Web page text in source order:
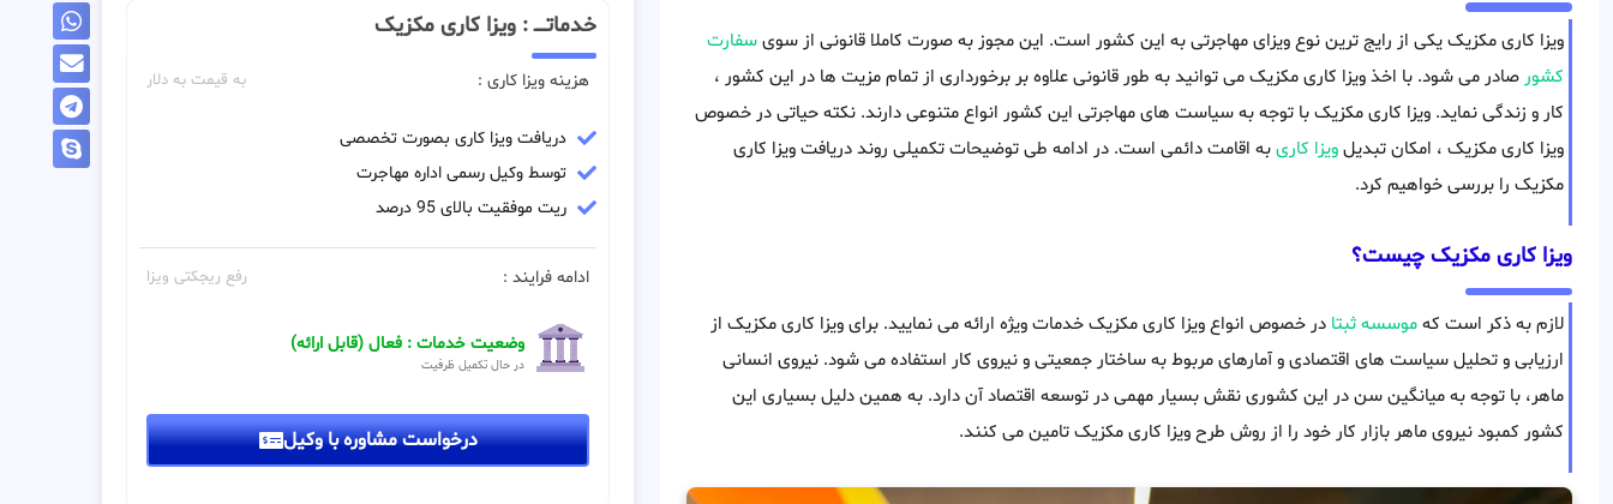
ویزا کاری مکزیک یکی از رایج ترین نوع ویزای مهاجرتی به این کشور است. این مجوز به صورت کاملا قانونی از سویسفارت
کشور صادر می شود. با اخذ ویزا کاری مکزیک می توانید به طور قانونی علاوه بر برخورداری از تمام مزیت ها در این کشور ،
کار و زندگی نماید. ویزا کاری مکزیک با توجه به سیاست های مهاجرتی این کشور انواع متنوعی دارند. نکته حیاتی در خصوص
ویزا کاری مکزیک ، امکان تبدیلویزا کاریبه اقامت دائمی است. در ادامه طی توضیحات تکمیلی روند دریافت ویزا کاری
مکزیک را بررسی خواهیم کرد.
ویزا کاری مکزیک چیست؟
لازم به ذکر است کهموسسه ثبتا در خصوص انواع ویزا کاری مکزیک خدمات ویژه ارائه می نمایید. برای ویزا کاری مکزیک از
ارزیابی و تحلیل سیاست های اقتصادی و آمارهای مربوط به ساختار جمعیتی و نیروی کار استفاده می شود. نیروی انسانی
ماهر، با توجه به میانگین سن در این کشوری نقش بسیار مهمی در توسعه اقتصاد آن دارد. به همین دلیل بسیاری این
کشور کمبود نیروی ماهر بازار کار خود را از روش طرح ویزا کاری مکزیک تامین می کنند.
خدماتـــــ : ویزا کاری مکزیک
هزینه ویزا کاری : به قیمت به دلار
دریافت ویزا کاری بصورت تخصصی
توسط وکیل رسمی اداره مهاجرت
ریت موفقیت بالای 95 درصد
ادامه فرایند : رفع ریجکتی ویزا
وضعیت خدمات : فعال (قابل ارائه)
در حال تکمیل ظرفیت
درخواست مشاوره با وکیل